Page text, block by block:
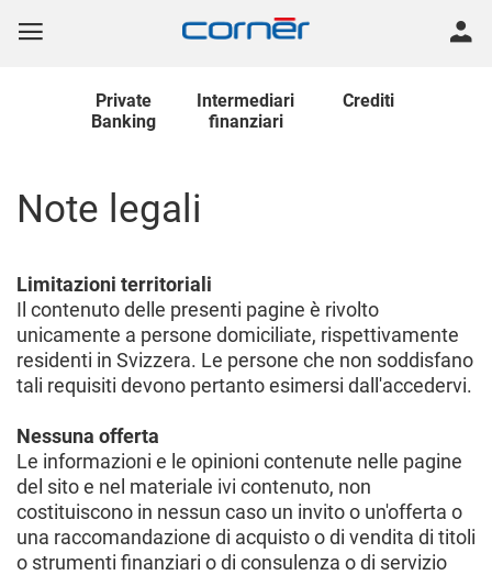
Private
Banking
Intermediari
finanziari
Crediti
Note legali
Limitazioni territoriali
Il contenuto delle presenti pagine è rivolto
unicamente a persone domiciliate, rispettivamente
residenti in Svizzera. Le persone che non soddisfano
tali requisiti devono pertanto esimersi dall'accedervi.
Nessuna offerta
Le informazioni e le opinioni contenute nelle pagine
del sito e nel materiale ivi contenuto, non
costituiscono in nessun caso un invito o un'offerta o
una raccomandazione di acquisto o di vendita di titoli
o strumenti finanziari o di consulenza o di servizio